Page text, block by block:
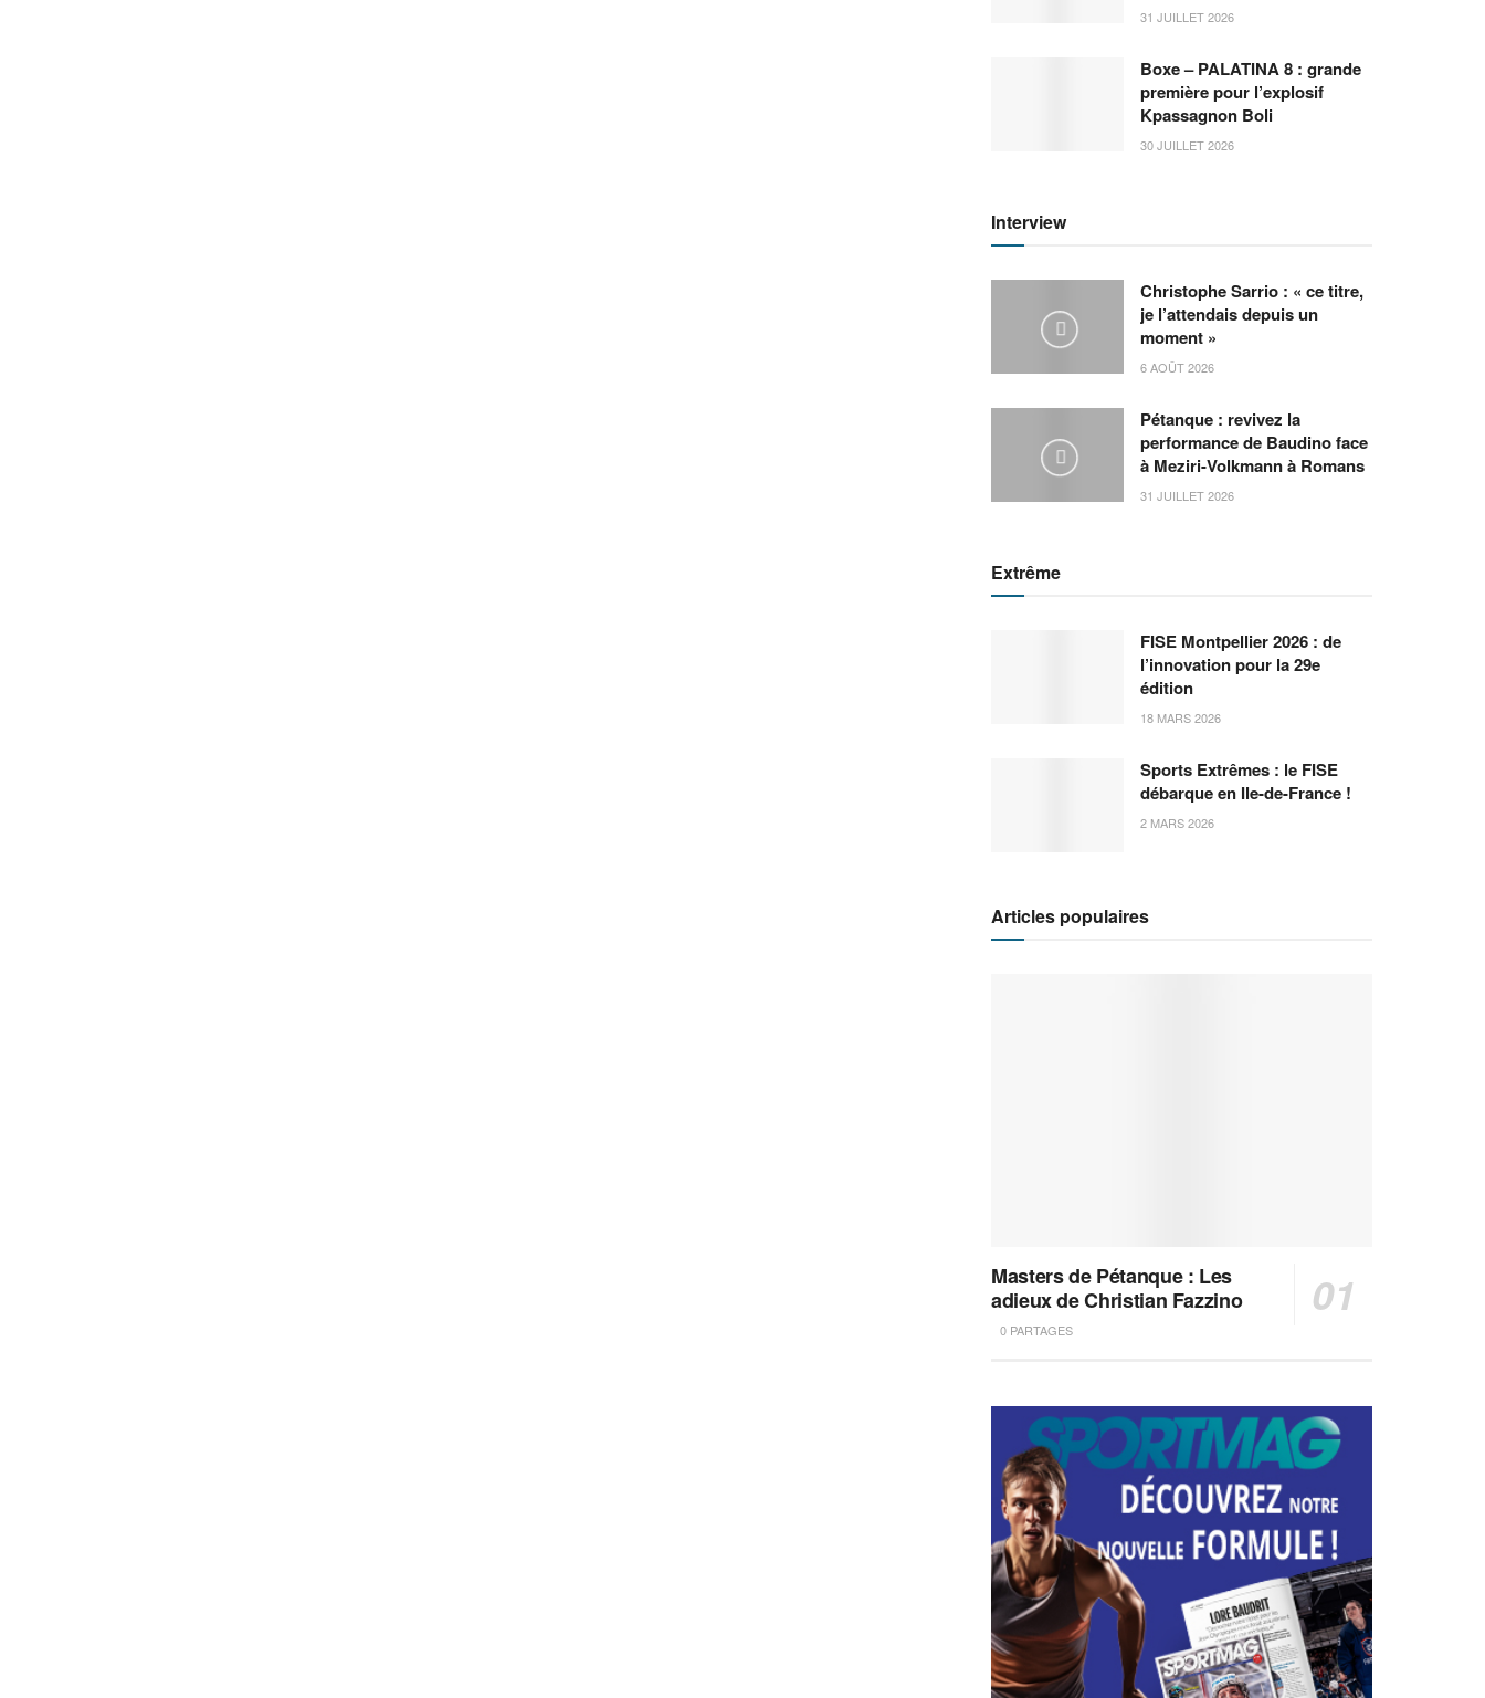
31 JUILLET 2026
Boxe – PALATINA 8 : grande
première pour l’explosif
Kpassagnon Boli
30 JUILLET 2026
Interview
Christophe Sarrio : « ce titre,
je l’attendais depuis un
moment »
6 AOÛT 2026
Pétanque : revivez la
performance de Baudino face
à Meziri-Volkmann à Romans
31 JUILLET 2026
Extrême
FISE Montpellier 2026 : de
l’innovation pour la 29e
édition
18 MARS 2026
Sports Extrêmes : le FISE
débarque en Ile-de-France !
2 MARS 2026
Articles populaires
Masters de Pétanque : Les
adieux de Christian Fazzino
0 PARTAGES